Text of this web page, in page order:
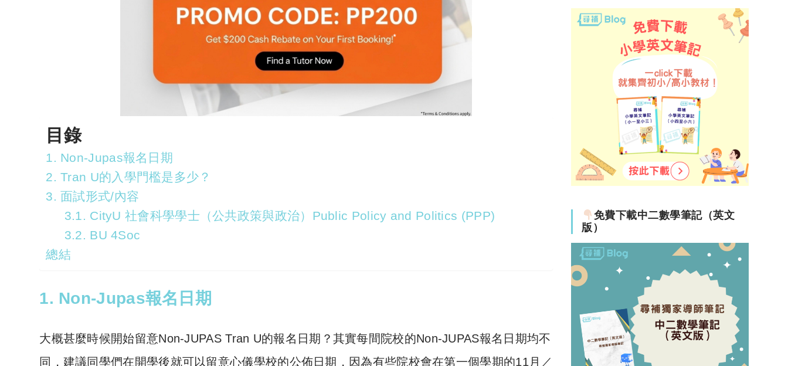
目錄
1. Non-Jupas報名日期
2. Tran U的入學門檻是多少？
3. 面試形式/內容
3.1. CityU 社會科學學士（公共政策與政治）Public Policy and Politics (PPP)
3.2. BU 4Soc
總結
1. Non-Jupas報名日期
大概甚麼時候開始留意Non-JUPAS Tran U的報名日期？其實每間院校的Non-JUPAS報名日期均不
同，建議同學們在開學後就可以留意心儀學校的公佈日期，因為有些院校會在第一個學期的11月／
免費下載中二數學筆記（英文
版）